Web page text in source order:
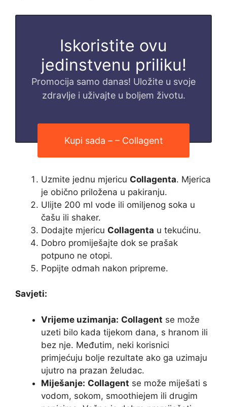
Iskoristite ovu
jedinstvenu priliku!
Promocija samo danas! Uložite u svoje
zdravlje i uživajte u boljem životu.
Kupi sada – – Collagent
Uzmite jednu mjericu Collagenta. Mjerica
je obično priložena u pakiranju.
Ulijte 200 ml vode ili omiljenog soka u
čašu ili shaker.
Dodajte mjericu Collagenta u tekućinu.
Dobro promiješajte dok se prašak
potpuno ne otopi.
Popijte odmah nakon pripreme.
Savjeti:
Vrijeme uzimanja: Collagent se može
uzeti bilo kada tijekom dana, s hranom ili
bez nje. Međutim, neki korisnici
primjećuju bolje rezultate ako ga uzimaju
ujutro na prazan želudac.
Miješanje: Collagent se može miješati s
vodom, sokom, smoothiejem ili drugim